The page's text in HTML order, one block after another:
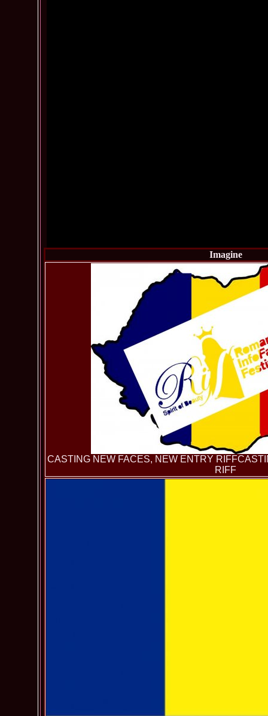
Imagine
CASTING NEW FACES, NEW ENTRY
RIFF